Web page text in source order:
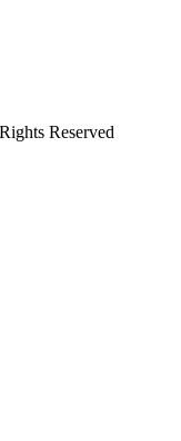
Reserved